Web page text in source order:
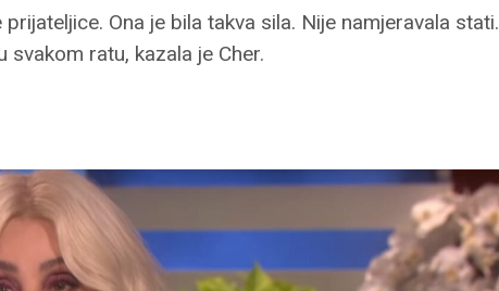
Ona je bila takva sila. Nije namjeravala stati.
ratu, kazala je Cher.